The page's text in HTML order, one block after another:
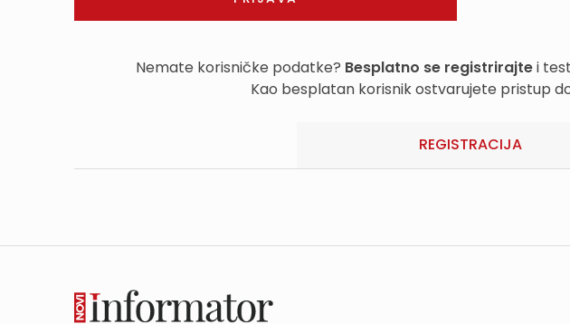
Nemate korisničke podatke? Besplatno se registrirajtei
Kao besplatan korisnik ostvarujete pristup
REGISTRACIJA